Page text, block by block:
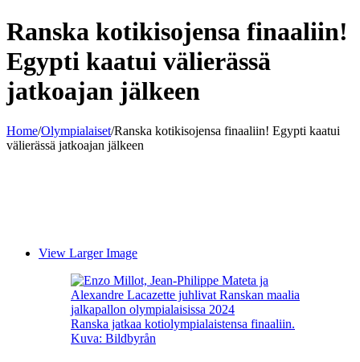
Ranska kotikisojensa finaaliin!
Egypti kaatui välierässä
jatkoajan jälkeen
Home/Olympialaiset/Ranska kotikisojensa finaaliin! Egypti kaatui
välierässä jatkoajan jälkeen
View Larger Image
Ranska jatkaa kotiolympialaistensa finaaliin.
Kuva: Bildbyrån